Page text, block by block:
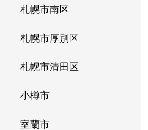
札幌市南区
札幌市厚別区
札幌市清田区
小樽市
室蘭市